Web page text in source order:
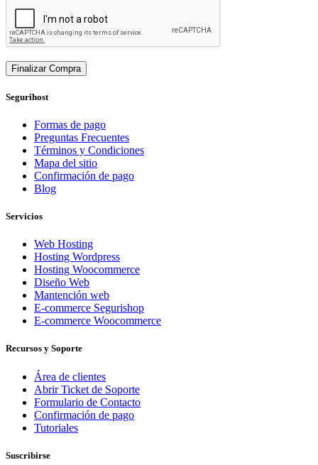
Finalizar Compra
Segurihost
Formas de pago
Preguntas Frecuentes
Términos y Condiciones
Mapa del sitio
Confirmación de pago
Blog
Servicios
Web Hosting
Hosting Wordpress
Hosting Woocommerce
Diseño Web
Mantención web
E-commerce Segurishop
E-commerce Woocommerce
Recursos y Soporte
Área de clientes
Abrir Ticket de Soporte
Formulario de Contacto
Confirmación de pago
Tutoriales
Suscribirse